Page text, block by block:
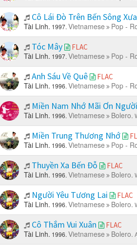
Cô Lái Đò Trên Bến Sông Xưa
Tài Linh. 1997. Vietnamese Pop -
Tóc Mây FLAC
Tài Linh. 1997. Vietnamese Pop -
Anh Sáu Về Quê FLAC
Tài Linh. 1996. Vietnamese Pop -
Miền Nam Nhớ Mãi Ơn Người
Tài Linh. 1996. Vietnamese Bolero.
Miền Trung Thương Nhớ
Tài Linh. 1996. Vietnamese Pop -
Thuyền Xa Bến Đỗ FLAC
Tài Linh. 1996. Vietnamese Bolero.
Người Yêu Tương Lai FLAC
Tài Linh. 1996. Vietnamese Bolero.
Cô Thắm Vui Xuân FLAC
Tài Linh. 1996. Vietnamese Bolero.